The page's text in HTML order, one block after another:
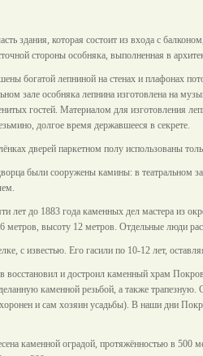
здания, которая состоит из входа с
стороны особняка, выполненная в
богатой лепниной на стенах и плафонах
зале особняка лепнина изготовлена на
гостей. Материалом для изготовления
долгое время державшееся в секрете.
дверей паркетном полу использованы
были сооружены камины: в театральном
лет до 1883 года каменных дел мастера из
метров, высоту 12 метров. Отдельные люди
с известью. Его гасили по 10-12 лет,
и достроил каменный храм
каменной резьбой, а также
и сам хозяин усадьбы). В наши дни
каменной оградой, протяжённостью в 500